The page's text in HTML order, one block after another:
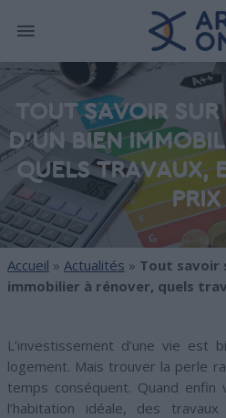
TOUT SAVOIR SUR
D’UN BIEN
QUELS TRAVAUX,
PRIX
Accueil » Actualités » Tout savoir
immobilier à rénover, quels
L’investissement d’une vie est
logement. Mais trouver la perle
temps conséquent. Quand
l’habitation idéale, des